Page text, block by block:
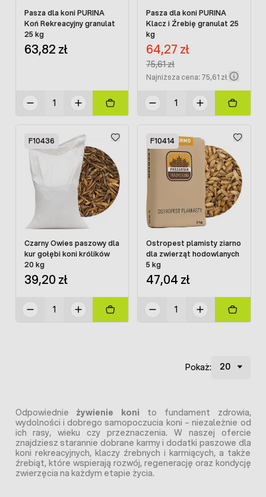
Pasza dla koni PURINA
Koń Rekreacyjny granulat
25 kg
63,82 zł
Pasza dla koni PURINA
Klacz i Źrebię granulat 25
kg
Cena promocyjna:
64,27 zł
Regular Price:
75,61 zł
Najniższa cena: 75,61 zł
F10436
Czarny Owies paszowy dla
kur gołębi koni królików
20 kg
39,20 zł
F10414
Ostropest plamisty ziarno
dla zwierząt hodowlanych
5 kg
47,04 zł
Pokaż:
Odpowiednie żywienie koni to fundament zdrowia,
wydolności i dobrego samopoczucia koni – niezależnie od
ich rasy, wieku czy przeznaczenia. W naszej ofercie
znajdziesz starannie dobrane karmy i dodatki paszowe dla
koni rekreacyjnych, klaczy źrebnych i karmiących, a także
źrebiąt, które wspierają rozwój, regenerację oraz kondycję
zwierzęcia na każdym etapie życia.